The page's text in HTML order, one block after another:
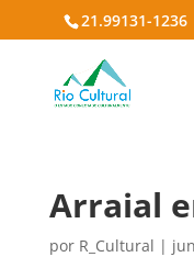
21.99131-1236
Arraial
por R_Cultural |